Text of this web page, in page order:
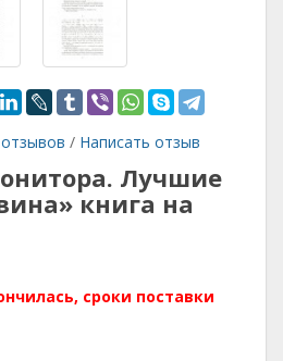
/ Написать отзыв
Лучшие
книга на
сроки поставки